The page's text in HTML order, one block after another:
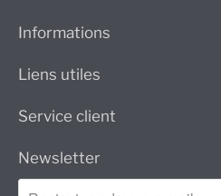
Informations
Liens utiles
Service client
Newsletter